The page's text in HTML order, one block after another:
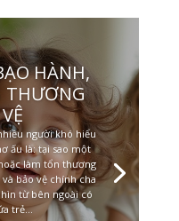
HÀNH,
THƯƠNG
người khó hiểu
ấu là: tại sao một
làm tổn thương
bảo vệ chính cha
từ bên ngoài có
trẻ...